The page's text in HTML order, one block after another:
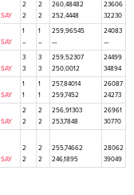
SAY
2
2
2
2
260,48482
252,4448
23606
32230
SAY
1
–
1
–
259,96545
—
24083
—
SAY
3
3
3
3
259,52307
250,0012
24499
34894
SAY
1
1
1
1
257,84014
259,7452
26087
24273
SAY
2
2
2
2
256,91303
253,7848
26961
30770
SAY
2
2
2
2
255,74662
246,1895
28062
39049